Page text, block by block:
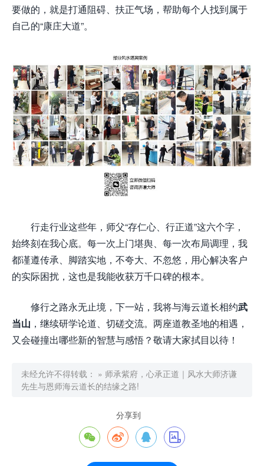
要做的，就是打通阻碍、扶正气场，帮助每个人找到属于
自己的“康庄大道”。
行走行业这些年，师父“存仁心、行正道”这六个字，
始终刻在我心底。每一次上门堪舆、每一次布局调理，我
都谨遵传承、脚踏实地，不夸大、不忽悠，用心解决客户
的实际困扰，这也是我能收获万千口碑的根本。
修行之路永无止境，下一站，我将与海云道长相约武
当山 ，继续研学论道、切磋交流。两座道教圣地的相遇，
又会碰撞出哪些新的智慧与感悟？敬请大家拭目以待！
未经允许不得转载： » 师承紫府，心承正道｜风水大师济谦
先生与恩师海云道长的结缘之路!
分享到
   